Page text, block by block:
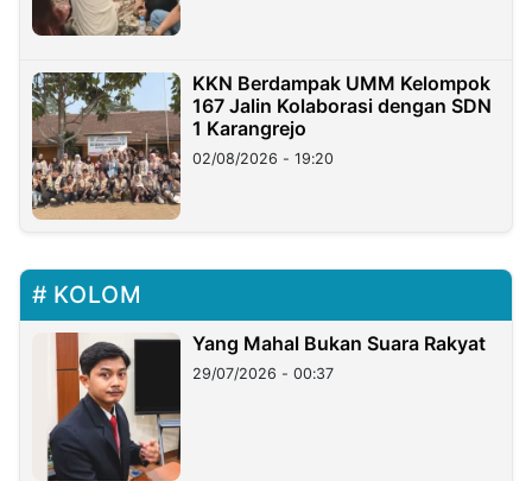
KKN Berdampak UMM Kelompok
167 Jalin Kolaborasi dengan SDN
1 Karangrejo
02/08/2026 - 19:20
KOLOM
Yang Mahal Bukan Suara Rakyat
29/07/2026 - 00:37